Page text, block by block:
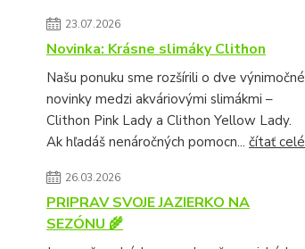
23.07.2026
Novinka: Krásne slimáky Clithon
Našu ponuku sme rozšírili o dve výnimočné
novinky medzi akváriovými slimákmi –
Clithon Pink Lady a Clithon Yellow Lady.
Ak hľadáš nenáročných pomocn... čítať celé
26.03.2026
PRIPRAV SVOJE JAZIERKO NA
SEZÓNU 🌾